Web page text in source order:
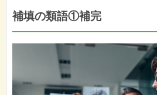
補填の類語①補完